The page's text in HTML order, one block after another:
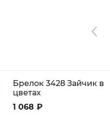
Брелок 3428 Зайчик в
цветах
1 068 ₽